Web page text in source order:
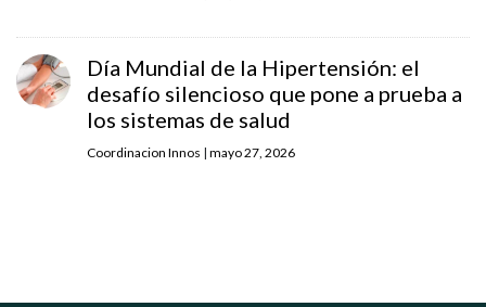
Día Mundial de la Hipertensión: el
desafío silencioso que pone a prueba a
los sistemas de salud
Coordinacion Innos | mayo 27, 2026